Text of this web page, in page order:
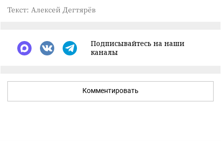
Текст: Алексей Дегтярёв
Подписывайтесь на наши
каналы
Комментировать